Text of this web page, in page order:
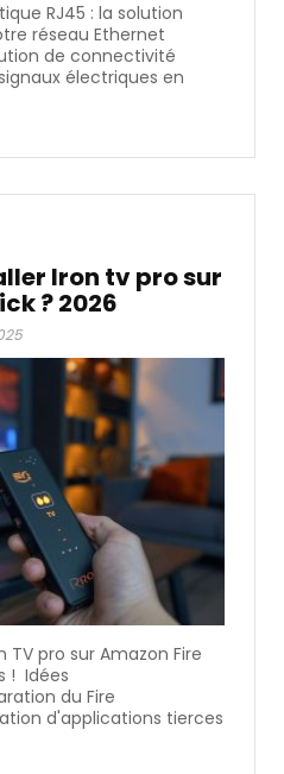
RJ45 : la solution
réseau Ethernet
de connectivité
électriques en
Iron tv pro sur
? 2026
pro sur Amazon Fire
! Idées
du Fire
d'applications tierces